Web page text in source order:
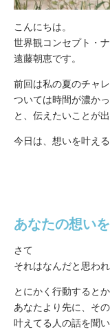
こんにちは。
世界観コンセプト・
遠藤朝恵です。
前回は私の夏のチャ
ついては時間が濃か
と、伝えたいことが出
今日は、想いを叶え
あなたの想い
さて
それはなんだと思われ
とにかく行動するとか
あなたより先に、そ
叶えてる人の話を聞